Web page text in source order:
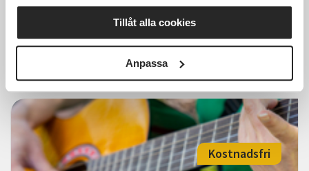
Tillåt alla cookies
Anpassa
Älmhult
tis 2026-09-08
6 Tillfällen
Läs mer och anmäl
Kostnadsfri